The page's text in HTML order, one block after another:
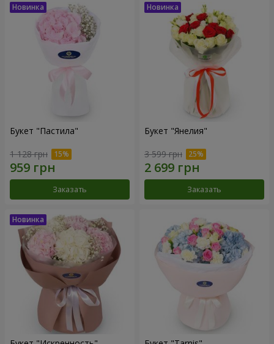
Букет "Пастила"
1 128 грн
Заказать
Букет "Янелия"
3 599 грн
Заказать